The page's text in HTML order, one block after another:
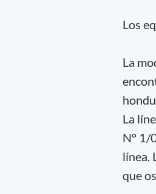
Los
La
La
N° 1/
línea.
que